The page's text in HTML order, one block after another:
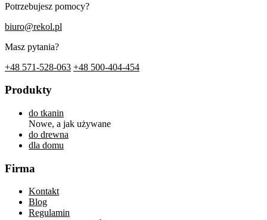
Potrzebujesz pomocy?
biuro@rekol.pl
Masz pytania?
+48 571-528-063 +48 500-404-454
Produkty
do tkanin
Nowe, a jak używane
do drewna
dla domu
Firma
Kontakt
Blog
Regulamin